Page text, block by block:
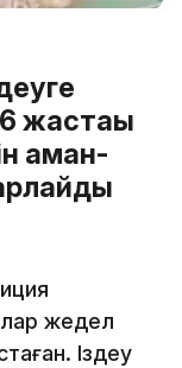
жастағы
аман-
жедел
Іздеу